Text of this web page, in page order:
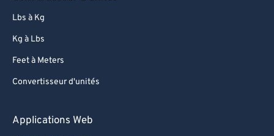
Lbs à Kg
Kg à Lbs
Feet à Meters
Convertisseur d'unités
Applications Web